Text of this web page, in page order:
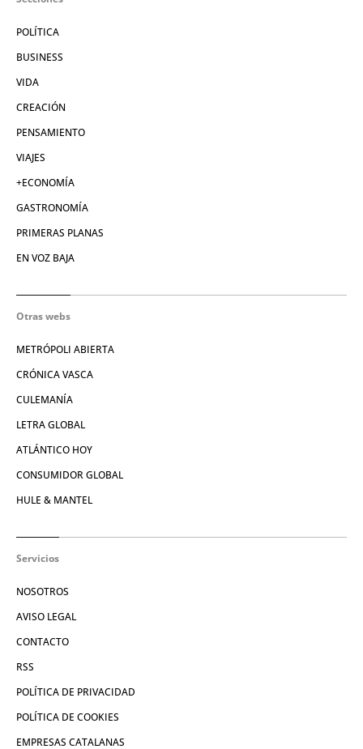
POLÍTICA
BUSINESS
VIDA
CREACIÓN
PENSAMIENTO
VIAJES
+ECONOMÍA
GASTRONOMÍA
PRIMERAS PLANAS
EN VOZ BAJA
Otras webs
METRÓPOLI ABIERTA
CRÓNICA VASCA
CULEMANÍA
LETRA GLOBAL
ATLÁNTICO HOY
CONSUMIDOR GLOBAL
HULE & MANTEL
Servicios
NOSOTROS
AVISO LEGAL
CONTACTO
RSS
POLÍTICA DE PRIVACIDAD
POLÍTICA DE COOKIES
EMPRESAS CATALANAS